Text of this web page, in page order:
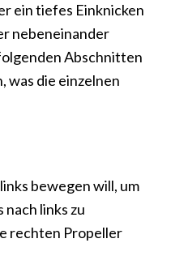
ein tiefes Einknicken
nebeneinander
Abschnitten
was die einzelnen
bewegen will, um
links zu
rechten Propeller